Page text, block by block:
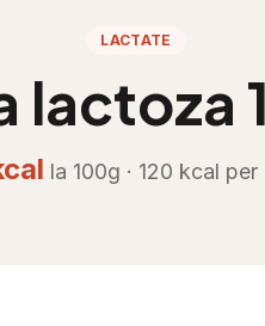
LACTATE
lactoza
la 100g · 120 kcal per